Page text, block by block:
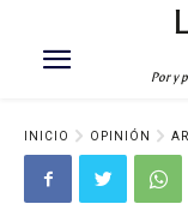
Por y
INICIO OPINIÓN